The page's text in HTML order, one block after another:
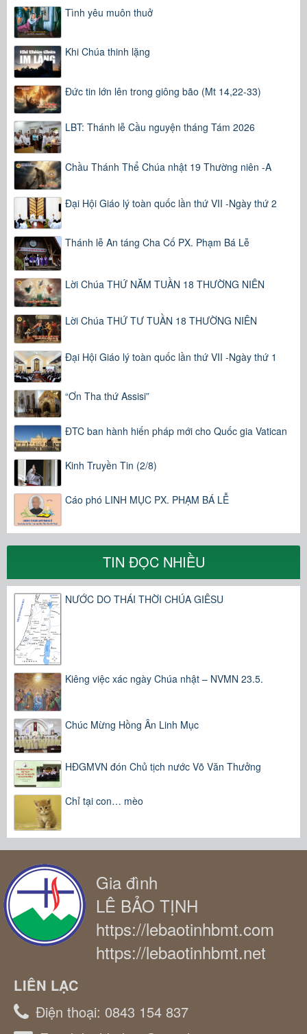
Tình yêu muôn thuở
Khi Chúa thinh lặng
Đức tin lớn lên trong giông bão (Mt 14,22-33)
LBT: Thánh lễ Cầu nguyện tháng Tám 2026
Chầu Thánh Thể Chúa nhật 19 Thường niên -A
Đại Hội Giáo lý toàn quốc lần thứ VII -Ngày thứ 2
Thánh lễ An táng Cha Cố PX. Phạm Bá Lễ
Lời Chúa THỨ NĂM TUẦN 18 THƯỜNG NIÊN
Lời Chúa THỨ TƯ TUẦN 18 THƯỜNG NIÊN
Đại Hội Giáo lý toàn quốc lần thứ VII -Ngày thứ 1
“Ơn Tha thứ Assisi”
ĐTC ban hành hiến pháp mới cho Quốc gia Vatican
Kinh Truyền Tin (2/8)
Cáo phó LINH MỤC PX. PHẠM BÁ LỄ
TIN ĐỌC NHIỀU
NƯỚC DO THÁI THỜI CHÚA GIÊSU
Kiêng việc xác ngày Chúa nhật – NVMN 23.5.
Chúc Mừng Hồng Ân Linh Mục
HĐGMVN đón Chủ tịch nước Võ Văn Thưởng
Chỉ tại con… mèo
Gia đình
LÊ BẢO TỊNH
https://lebaotinhbmt.com
https://lebaotinhbmt.net
LIÊN LẠC
Điện thoại: 0843 154 837